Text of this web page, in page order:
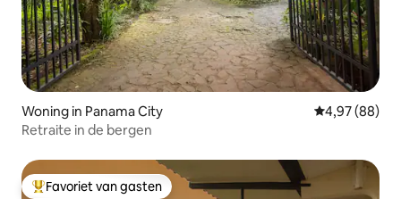
Woning in Panama City Gemiddelde
4,97 (88)
Retraite in de bergen
Topfavoriet van gasten
Favoriet van gasten